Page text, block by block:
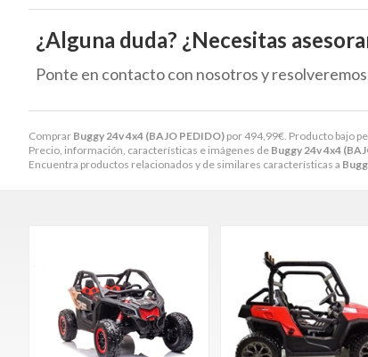
Comprar Buggy 24v 4x4 (BAJO PEDIDO) por494,99€ . Producto bajo
Precio, información, características e imágenes de Buggy 24v 4x4
Encuentra productos relacionados y de similares características a
¿Alguna duda? ¿Necesitas
Ponte en contacto con nosotros y